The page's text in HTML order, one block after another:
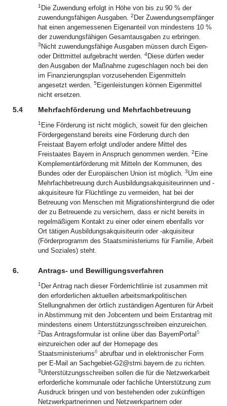
1 Die Zuwendung erfolgt in Höhe von bis zu 90 % der
zuwendungsfähigen Ausgaben. 2 Der Zuwendungsempfänger
hat einen angemessenen Eigenanteil von mindestens 10 %
der zuwendungsfähigen Gesamtausgaben zu erbringen.
3 Nicht zuwendungsfähige Ausgaben müssen durch Eigen-
oder Drittmittel aufgebracht werden. 4Diese dürfen weder
den Ausgaben der Maßnahme zugeschlagen noch bei den
im Finanzierungsplan vorzusehenden Eigenmitteln
angesetzt werden. 5 Eigenleistungen können Eigenmittel
nicht ersetzen.
5.4 Mehrfachförderung und Mehrfachbetreuung
1 Eine Förderung ist nicht möglich, soweit für den gleichen
Fördergegenstand bereits eine Förderung durch den
Freistaat Bayern erfolgt und/oder andere Mittel des
Freistaates Bayern in Anspruch genommen werden. 2 Eine
Komplementärförderung mit Mitteln der Kommunen, des
Bundes oder der Europäischen Union ist möglich. 3Um eine
Mehrfachbetreuung durch Ausbildungsakquisiteurinnen und -
akquisiteure für Flüchtlinge zu vermeiden, hat bei der
Betreuung von Menschen mit Migrationshintergrund die oder
der zu Betreuende zu versichern, dass er nicht bereits in
regelmäßigem Kontakt zu einer oder einem ebenfalls vor
Ort tätigen Ausbildungsakquisiteurin oder -akquisiteur
(Förderprogramm des Staatsministeriums für Familie, Arbeit
und Soziales) steht.
6. Antrags- und Bewilligungsverfahren
1 Der Antrag nach dieser Förderrichtlinie ist zusammen mit
den erforderlichen aktuellen arbeitsmarkpolitischen
Stellungnahmen der örtlich zuständigen Agenturen für Arbeit
in Abstimmung mit den Jobcentern und beim Erstantrag mit
mindestens einem Unterstützungsschreiben einzureichen.
2 Das Antragsformular ist online über das BayernPortal5
einzureichen oder auf der Homepage des
Staatsministeriums6 abrufbar und in elektronischer Form
per E-Mail an Sachgebiet-G2@stmi.bayern.de zu richten.
3Unterstützungsschreiben sollen die für die Netzwerkarbeit
erforderliche kommunale oder fachliche Unterstützung zum
Ausdruck bringen und von bestehenden oder zukünftigen
Netzwerkpartnerinnen und Netzwerkpartnern oder